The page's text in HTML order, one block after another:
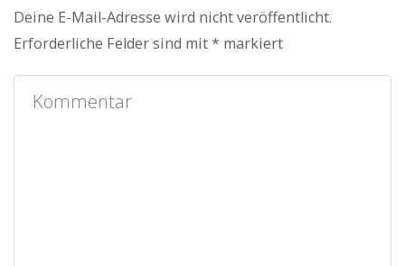
Deine E-Mail-Adresse wird nicht veröffentlicht.
Erforderliche Felder sind mit* markiert